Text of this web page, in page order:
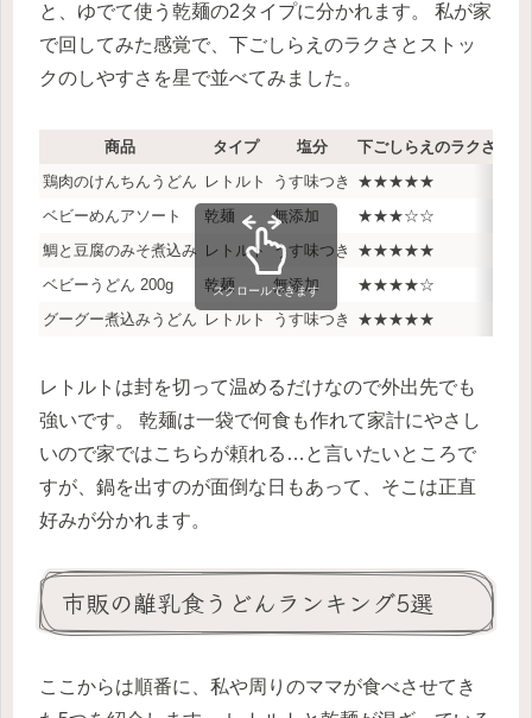
と、ゆでて使う乾麺の2タイプに分かれます。 私が家
で回してみた感覚で、下ごしらえのラクさとストッ
クのしやすさを星で並べてみました。
商品 タイプ 塩分 下ごしらえのラクさ
鶏肉のけんちんうどん レトルト うす味つき ★★★★★
ベビーめんアソート
乾麺 無添加 ★★★☆☆
鯛と豆腐のみそ煮込み レトルト うす味つき ★★★★★
ベビーうどん 200g
乾麺 無添加 ★★★★☆
グーグー煮込みうどん レトルト うす味つき ★★★★★
スクロールできます
レトルトは封を切って温めるだけなので外出先でも
強いです。 乾麺は一袋で何食も作れて家計にやさし
いので家ではこちらが頼れる…と言いたいところで
すが、鍋を出すのが面倒な日もあって、そこは正直
好みが分かれます。
市販の離乳食うどんランキング5選
ここからは順番に、私や周りのママが食べさせてき